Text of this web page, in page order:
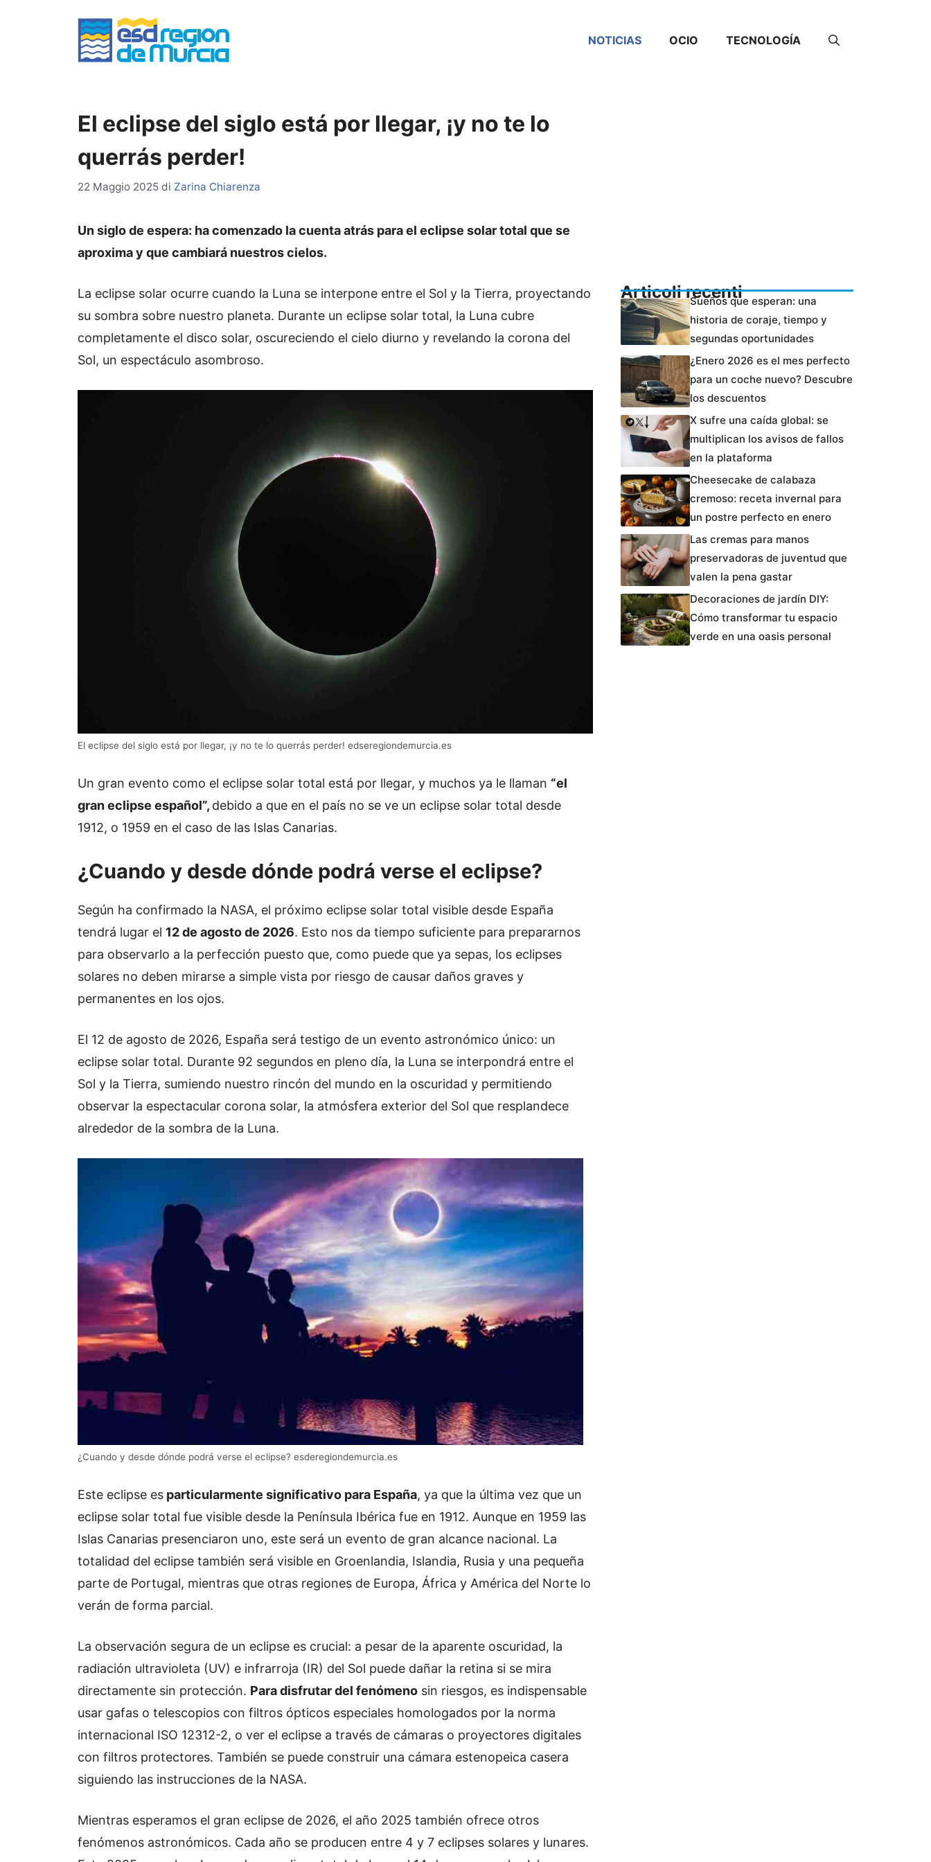
NOTICIAS OCIO TECNOLOGÍA
El eclipse del siglo está por llegar, ¡y no te lo
querrás perder!
22 Maggio 2025 di Zarina Chiarenza
Un siglo de espera: ha comenzado la cuenta atrás para el eclipse solar total que se
aproxima y que cambiará nuestros cielos.
La eclipse solar ocurre cuando la Luna se interpone entre el Sol y la Tierra, proyectando
su sombra sobre nuestro planeta. Durante un eclipse solar total, la Luna cubre
completamente el disco solar, oscureciendo el cielo diurno y revelando la corona del
Sol, un espectáculo asombroso.
El eclipse del siglo está por llegar, ¡y no te lo querrás perder! edseregiondemurcia.es
Un gran evento como el eclipse solar total está por llegar, y muchos ya le llaman “el
gran eclipse español”, debido a que en el país no se ve un eclipse solar total desde
1912, o 1959 en el caso de las Islas Canarias.
¿Cuando y desde dónde podrá verse el eclipse?
Según ha confirmado la NASA, el próximo eclipse solar total visible desde España
tendrá lugar el 12 de agosto de 2026. Esto nos da tiempo suficiente para prepararnos
para observarlo a la perfección puesto que, como puede que ya sepas, los eclipses
solares no deben mirarse a simple vista por riesgo de causar daños graves y
permanentes en los ojos.
El 12 de agosto de 2026, España será testigo de un evento astronómico único: un
eclipse solar total. Durante 92 segundos en pleno día, la Luna se interpondrá entre el
Sol y la Tierra, sumiendo nuestro rincón del mundo en la oscuridad y permitiendo
observar la espectacular corona solar, la atmósfera exterior del Sol que resplandece
alrededor de la sombra de la Luna.
¿Cuando y desde dónde podrá verse el eclipse? esderegiondemurcia.es
Este eclipse es particularmente significativo para España, ya que la última vez que un
eclipse solar total fue visible desde la Península Ibérica fue en 1912. Aunque en 1959 las
Islas Canarias presenciaron uno, este será un evento de gran alcance nacional. La
totalidad del eclipse también será visible en Groenlandia, Islandia, Rusia y una pequeña
parte de Portugal, mientras que otras regiones de Europa, África y América del Norte lo
verán de forma parcial.
La observación segura de un eclipse es crucial: a pesar de la aparente oscuridad, la
radiación ultravioleta (UV) e infrarroja (IR) del Sol puede dañar la retina si se mira
directamente sin protección. Para disfrutar del fenómeno sin riesgos, es indispensable
usar gafas o telescopios con filtros ópticos especiales homologados por la norma
internacional ISO 12312-2, o ver el eclipse a través de cámaras o proyectores digitales
con filtros protectores. También se puede construir una cámara estenopeica casera
siguiendo las instrucciones de la NASA.
Mientras esperamos el gran eclipse de 2026, el año 2025 también ofrece otros
fenómenos astronómicos. Cada año se producen entre 4 y 7 eclipses solares y lunares.
Articoli recentiSueños que esperan: una
historia de coraje, tiempo y
segundas oportunidades
¿Enero 2026 es el mes perfecto
para un coche nuevo? Descubre
los descuentos
X sufre una caída global: se
multiplican los avisos de fallos
en la plataforma
Cheesecake de calabaza
cremoso: receta invernal para
un postre perfecto en enero
Las cremas para manos
preservadoras de juventud que
valen la pena gastar
Decoraciones de jardín DIY:
Cómo transformar tu espacio
verde en una oasis personal